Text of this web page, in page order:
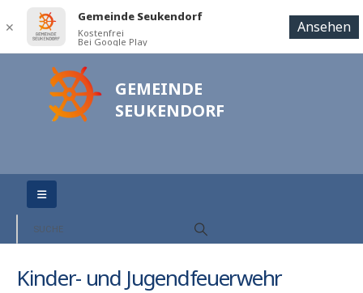
GEMEINDE
SEUKENDORF
Kinder- und Jugendfeuerwehr
✕
Gemeinde Seukendorf
Kostenfrei
Bei Google Play
Ansehen